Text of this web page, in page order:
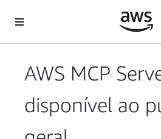
Pular para o conteúdo principal
AWS MCP
disponível ao